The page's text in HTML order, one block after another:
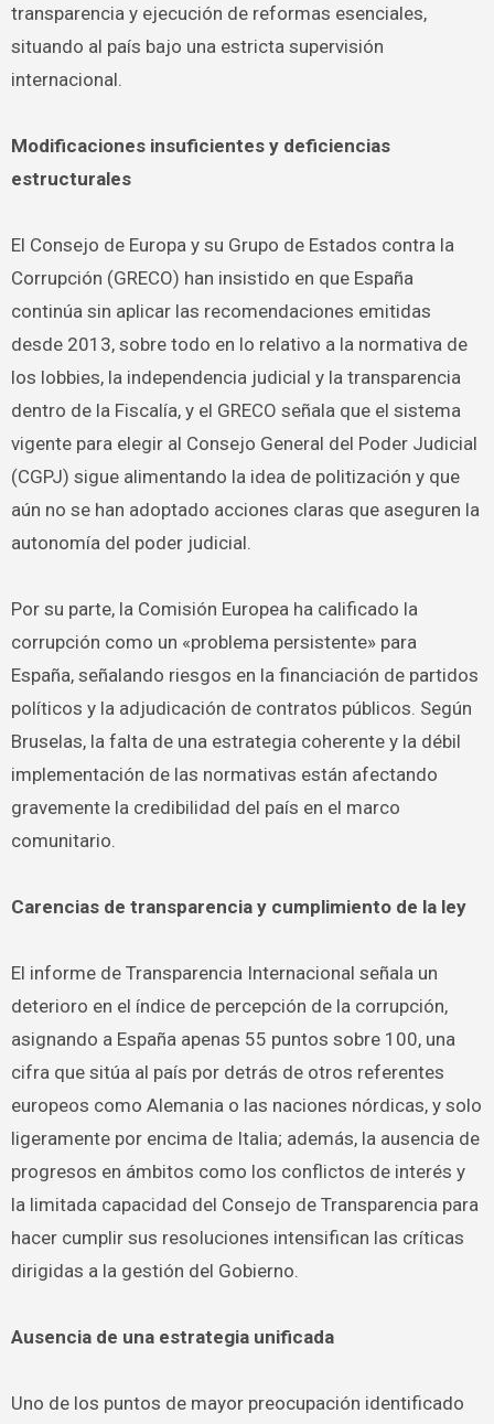
transparencia y ejecución de reformas esenciales,
situando al país bajo una estricta supervisión
internacional.
Modificaciones insuficientes y deficiencias
estructurales
El Consejo de Europa y su Grupo de Estados contra la
Corrupción (GRECO) han insistido en que España
continúa sin aplicar las recomendaciones emitidas
desde 2013, sobre todo en lo relativo a la normativa de
los lobbies, la independencia judicial y la transparencia
dentro de la Fiscalía, y el GRECO señala que el sistema
vigente para elegir al Consejo General del Poder Judicial
(CGPJ) sigue alimentando la idea de politización y que
aún no se han adoptado acciones claras que aseguren la
autonomía del poder judicial.
Por su parte, la Comisión Europea ha calificado la
corrupción como un «problema persistente» para
España, señalando riesgos en la financiación de partidos
políticos y la adjudicación de contratos públicos. Según
Bruselas, la falta de una estrategia coherente y la débil
implementación de las normativas están afectando
gravemente la credibilidad del país en el marco
comunitario.
Carencias de transparencia y cumplimiento de la ley
El informe de Transparencia Internacional señala un
deterioro en el índice de percepción de la corrupción,
asignando a España apenas 55 puntos sobre 100, una
cifra que sitúa al país por detrás de otros referentes
europeos como Alemania o las naciones nórdicas, y solo
ligeramente por encima de Italia; además, la ausencia de
progresos en ámbitos como los conflictos de interés y
la limitada capacidad del Consejo de Transparencia para
hacer cumplir sus resoluciones intensifican las críticas
dirigidas a la gestión del Gobierno.
Ausencia de una estrategia unificada
Uno de los puntos de mayor preocupación identificado